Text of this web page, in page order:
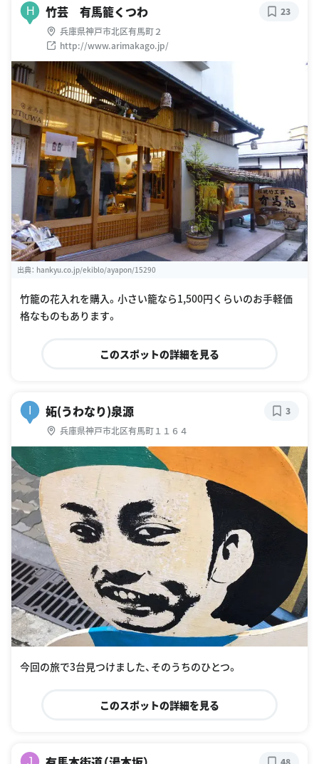
H 竹芸 有馬籠くつわ
兵庫県神戸市北区有馬町２
http://www.arimakago.jp/
23
出典： hankyu.co.jp/ekiblo/ayapon/15290
竹籠の花入れを購入。小さい籠なら1,500円くらいのお手軽価
格なものもあります。
このスポットの詳細を見る
I 妬(うわなり)泉源
兵庫県神戸市北区有馬町１１６４
3
今回の旅で3台見つけました、そのうちのひとつ。
このスポットの詳細を見る
J 48